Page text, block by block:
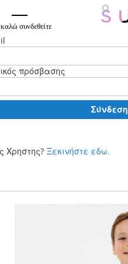
συνδεθείτε
πρόσβασης
Σύνδεση
Χρηστης? Ξεκινήστε εδω.
περιεχόμενο